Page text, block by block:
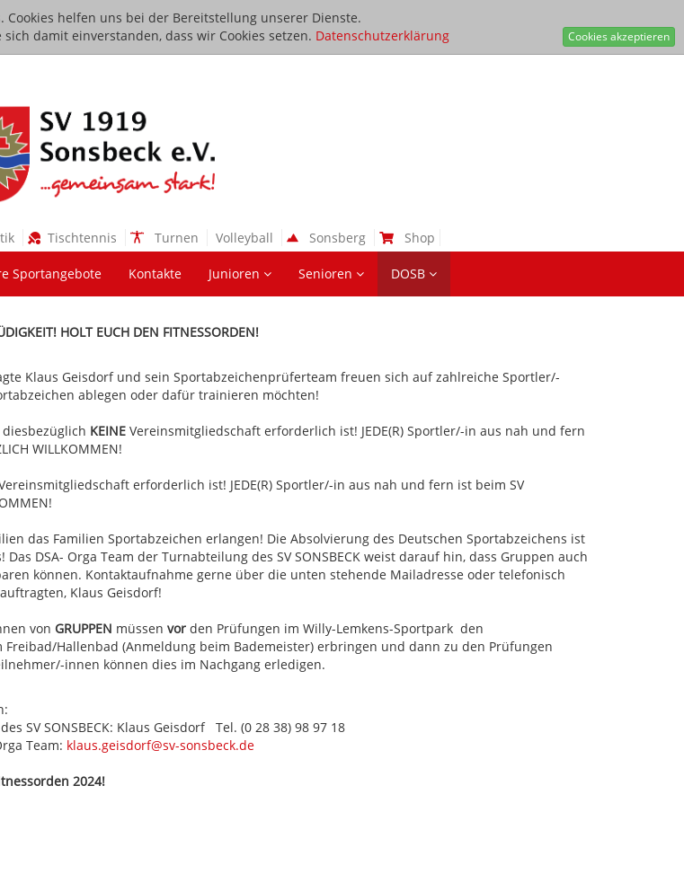
Cookies helfen uns bei der Bereitstellung unserer Dienste.
damit einverstanden, dass wir Cookies setzen. Datenschutzerklärung Cookies akzeptieren
Tischtennis Turnen Volleyball Sonsberg Shop
Sportangebote Kontakte Junioren Senioren DOSB
HOLT EUCH DEN FITNESSORDEN!
Klaus Geisdorf und sein Sportabzeichenprüferteam freuen sich auf zahlreiche Sportler/-
ablegen oder dafür trainieren möchten!
KEINEVereinsmitgliedschaft erforderlich ist! JEDE(R) Sportler/-in aus nah und fern
WILLKOMMEN!
erforderlich ist! JEDE(R) Sportler/-in aus nah und fern ist beim SV
das Familien Sportabzeichen erlangen! Die Absolvierung des Deutschen Sportabzeichens ist
DSA- Orga Team der Turnabteilung des SV SONSBECK weist darauf hin, dass Gruppen auch
können. Kontaktaufnahme gerne über die unten stehende Mailadresse oder telefonisch
Klaus Geisdorf!
von GRUPPEN müssen vor den Prüfungen im Willy-Lemkens-Sportpark den
Freibad/Hallenbad (Anmeldung beim Bademeister) erbringen und dann zu den Prüfungen
innen können dies im Nachgang erledigen.
SV SONSBECK: Klaus Geisdorf Tel. (0 28 38) 98 97 18
Team: klaus.geisdorf@sv-sonsbeck.de
2024!